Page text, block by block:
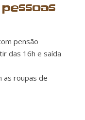
pensão
das 16h e saída
as roupas de